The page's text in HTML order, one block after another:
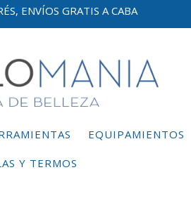
ENVÍOS GRATIS A CABA
EQUIPAMIENTOS
Y TERMOS